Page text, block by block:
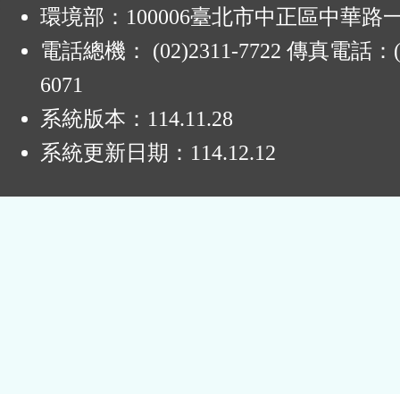
環境部：100006臺北市中正區中華路
電話總機： (02)2311-7722 傳真電話：
6071
系統版本： 114.11.28
系統更新日期： 114.12.12